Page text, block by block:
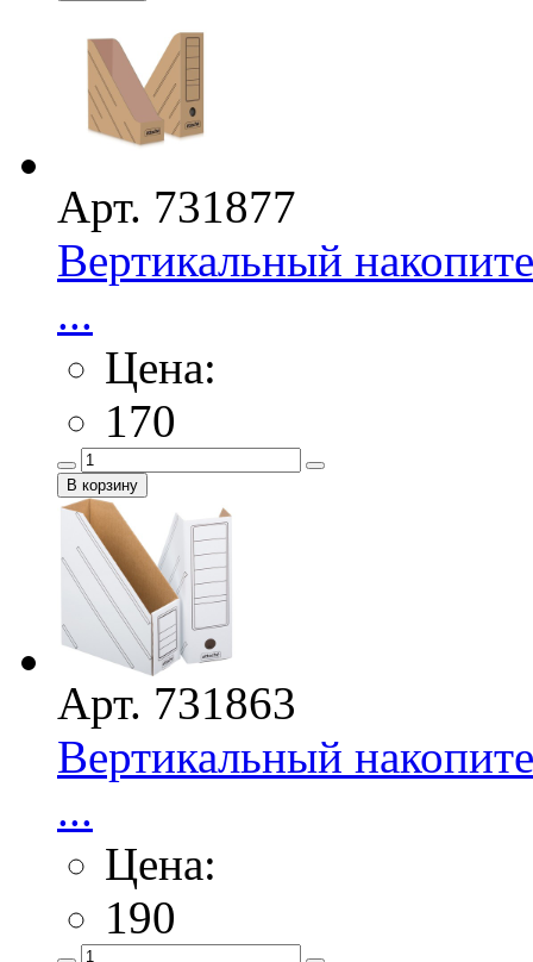
Арт. 731877
Вертикальный
...
Цена:
170
Арт. 731863
Вертикальный
...
Цена:
190